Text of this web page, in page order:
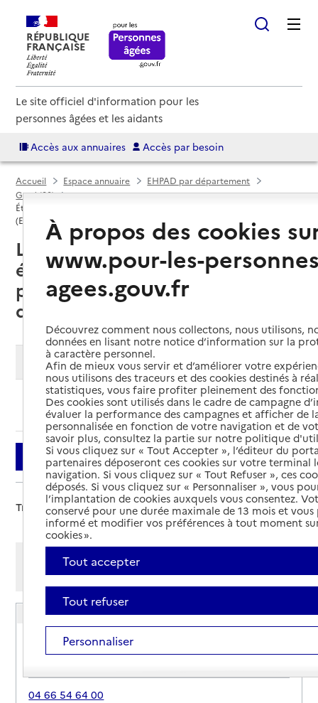
RÉPUBLIQUE
FRANÇAISE
Le site officiel d'information pour les
personnes âgées et les aidants
Accès aux annuaires Accès par besoin
Accueil Espace annuaire
EHPAD par département
Gard (30)
Établissement d'hébergement pour personnes âgées dépendantes
(EHPAD)
Lasalle (30460) : liste des
établissements d'hébergement
pour personnes âgées
dépendantes (EHPAD)
Modifier ma recherche
Ajouter cette recherche aux favoris
Filtrer
Trier par :
Afficher les résultats par:
Mode liste
Mode carte
EHPAD Les Glycines Lasalle
Adresse
Chemin de Fabreguette
30460-Lasalle
04 66 54 64 00
À propos des cookies
www.pour-les-
agees.gouv.fr
Découvrez comment nous collectons, nous utilisons,
données en lisant notre notice d’information sur la
à caractère personnel.
Afin de mieux vous servir et d’améliorer votre
nous utilisons des traceurs et des cookies destinés à
statistiques, vous faire profiter pleinement des
Des cookies sont utilisés dans le cadre de campagne
évaluer la performance des campagnes et afficher de
personnalisée en fonction de votre navigation et de
savoir plus, consultez la partie sur notre politique
Si vous cliquez sur « Tout Accepter », l’éditeur du
partenaires déposeront ces cookies sur votre terminal
navigation. Si vous cliquez sur « Tout Refuser », ces
déposés. Si vous cliquez sur « Personnaliser », vous
l’implantation de cookies auxquels vous consentez.
conservé pour une durée maximale de 13 mois et
informé et modifier vos préférences à tout moment
cookies ».
Tout accepter
Tout refuser
Personnaliser